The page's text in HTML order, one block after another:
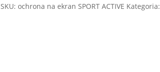
Ekran
SKU: ochrona na ekran SPORT ACTIVE Kategoria: